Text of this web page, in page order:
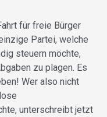
für freie Bürger
Partei, welche
steuern möchte,
zu plagen. Es
Wer also nicht
unterschreibt jetzt